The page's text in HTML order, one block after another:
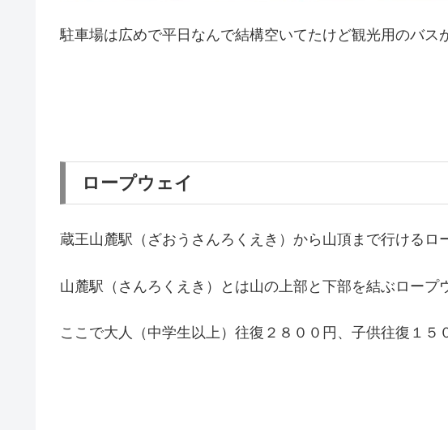
駐車場は広めで平日なんで結構空いてたけど観光用のバス
ロープウェイ
蔵王山麓駅（ざおうさんろくえき）から山頂まで行けるロ
山麓駅（さんろくえき）とは山の上部と下部を結ぶロープ
ここで大人（中学生以上）往復２８００円、子供往復１